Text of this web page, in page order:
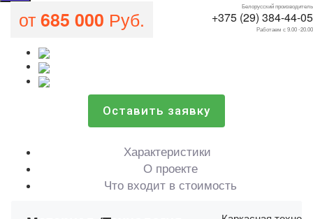
Белорусский производитель
+375 (29) 384-44-05
Работаем с 9.00 -20.00
от685 000 Руб.
Оставить заявку
Характеристики
О проекте
Что входит в стоимость